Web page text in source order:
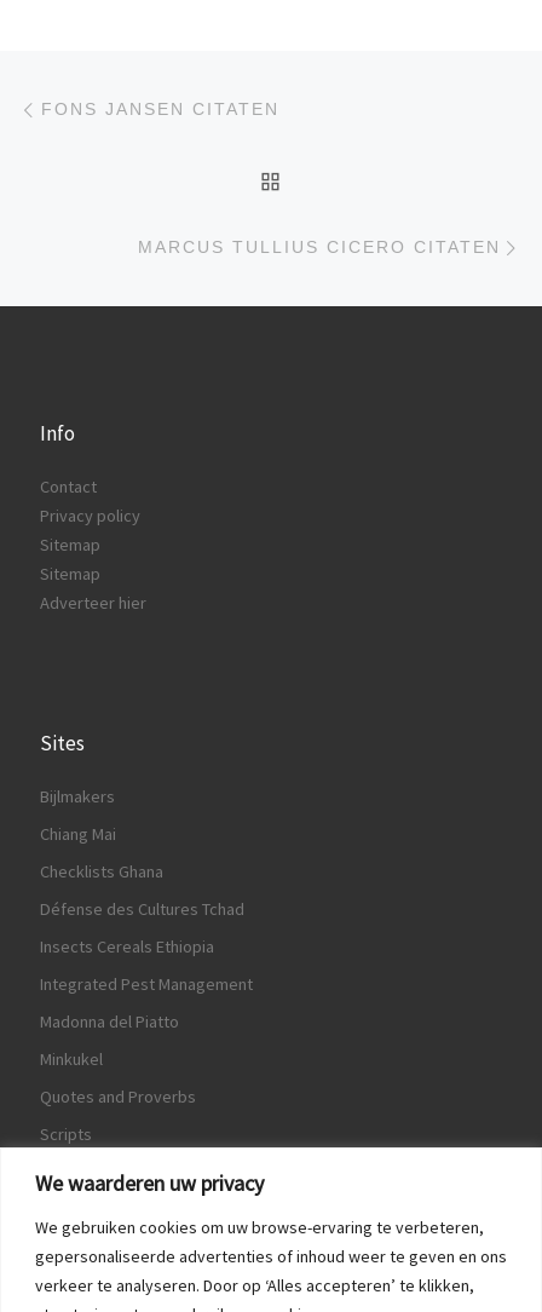
We waarderen uw privacy
We gebruiken cookies om uw browse-ervaring te verbeteren,
gepersonaliseerde advertenties of inhoud weer te geven en ons
verkeer te analyseren. Door op ‘Alles accepteren’ te klikken,
Berichtnavigatie
FONS JANSEN CITATEN
MARCUS TULLIUS CICERO CITATEN
Info
Contact
Privacy policy
Sitemap
Sitemap
Adverteer hier
Sites
Bijlmakers
Chiang Mai
Checklists Ghana
Défense des Cultures Tchad
Insects Cereals Ethiopia
Integrated Pest Management
Madonna del Piatto
Minkukel
Quotes and Proverbs
Scripts
World Crops Database